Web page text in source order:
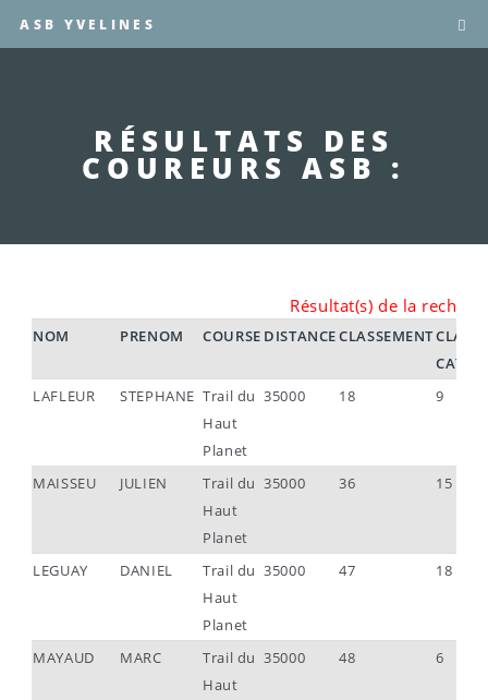
ASB YVELINES
RÉSULTATS DES
COUREURS ASB :
Résultat(s) de la
NOM PRENOM COURSE DISTANCECLASSEMENTCLASS.
LAFLEUR
STEPHANE Trail du
Haut
Planet
35000 18 9
MAISSEU JULIEN
Trail du
Haut
Planet
35000 36 15
LEGUAY DANIEL
Trail du
Haut
Planet
35000 47 18
MAYAUD MARC
Trail du
Haut
35000 48 6